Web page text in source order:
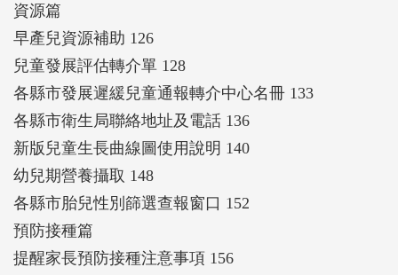
資源篇
早產兒資源補助 126
兒童發展評估轉介單 128
各縣市發展遲緩兒童通報轉介中心名冊 133
各縣市衛生局聯絡地址及電話 136
新版兒童生長曲線圖使用說明 140
幼兒期營養攝取 148
各縣市胎兒性別篩選查報窗口 152
預防接種篇
提醒家長預防接種注意事項 156